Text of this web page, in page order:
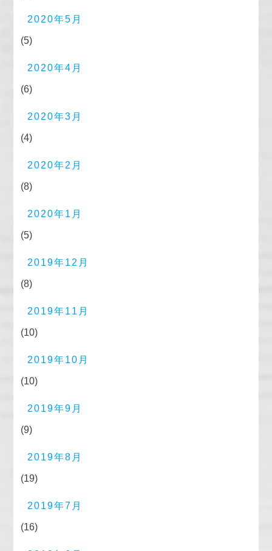
2020年5月
(5)
2020年4月
(6)
2020年3月
(4)
2020年2月
(8)
2020年1月
(5)
2019年12月
(8)
2019年11月
(10)
2019年10月
(10)
2019年9月
(9)
2019年8月
(19)
2019年7月
(16)